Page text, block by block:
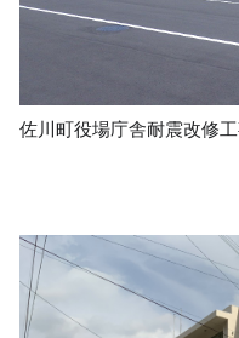
佐川町役場庁舎耐震改修工